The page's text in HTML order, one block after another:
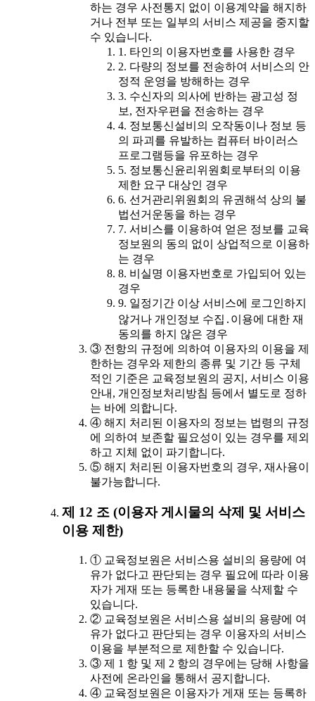
하는 경우 사전통지 없이 이용계약을 해지하
거나 전부 또는 일부의 서비스 제공을 중지할
수 있습니다.
1. 타인의 이용자번호를 사용한 경우
2. 다량의 정보를 전송하여 서비스의 안
정적 운영을 방해하는 경우
3. 수신자의 의사에 반하는 광고성 정
보, 전자우편을 전송하는 경우
4. 정보통신설비의 오작동이나 정보 등
의 파괴를 유발하는 컴퓨터 바이러스
프로그램등을 유포하는 경우
5. 정보통신윤리위원회로부터의 이용
제한 요구 대상인 경우
6. 선거관리위원회의 유권해석 상의 불
법선거운동을 하는 경우
7. 서비스를 이용하여 얻은 정보를 교육
정보원의 동의 없이 상업적으로 이용하
는 경우
8. 비실명 이용자번호로 가입되어 있는
경우
9. 일정기간 이상 서비스에 로그인하지
않거나 개인정보 수집․이용에 대한 재
동의를 하지 않은 경우
③ 전항의 규정에 의하여 이용자의 이용을 제
한하는 경우와 제한의 종류 및 기간 등 구체
적인 기준은 교육정보원의 공지, 서비스 이용
안내, 개인정보처리방침 등에서 별도로 정하
는 바에 의합니다.
④ 해지 처리된 이용자의 정보는 법령의 규정
에 의하여 보존할 필요성이 있는 경우를 제외
하고 지체 없이 파기합니다.
⑤ 해지 처리된 이용자번호의 경우, 재사용이
불가능합니다.
제 12 조 (이용자 게시물의 삭제 및 서비스
이용 제한)
① 교육정보원은 서비스용 설비의 용량에 여
유가 없다고 판단되는 경우 필요에 따라 이용
자가 게재 또는 등록한 내용물을 삭제할 수
있습니다.
② 교육정보원은 서비스용 설비의 용량에 여
유가 없다고 판단되는 경우 이용자의 서비스
이용을 부분적으로 제한할 수 있습니다.
③ 제 1 항 및 제 2 항의 경우에는 당해 사항을
사전에 온라인을 통해서 공지합니다.
④ 교육정보원은 이용자가 게재 또는 등록하